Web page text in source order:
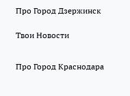
Про Город Дзержинск
Твои Новости
Про Город Краснодара